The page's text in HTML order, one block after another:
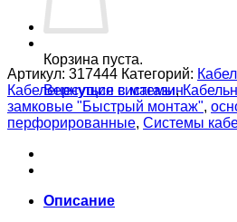
Корзина пуста.
Вернуться в магазин
Артикул: 317444 Категорий:
Кабеленесущие системы,
замковые "Быстрый монтаж",
перфорированные, Системы
Описание